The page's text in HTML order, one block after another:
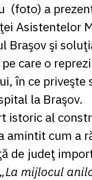
(foto) a
Asistentelor
Braşov şi
care o
în ce
la Braşov.
istoric al
amintit cum a
de judeţ
„La mijlocul